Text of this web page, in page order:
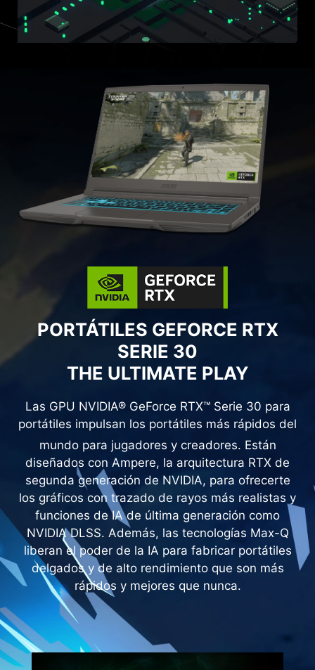
PORTÁTILES GEFORCE RTX
SERIE 30
THE ULTIMATE PLAY
Las GPU NVIDIA® GeForce RTX™ Serie 30 para
portátiles impulsan los portátiles más rápidos del
mundo para jugadores y creadores. Están
diseñados con Ampere, la arquitectura RTX de
segunda generación de NVIDIA, para ofrecerte
los gráficos con trazado de rayos más realistas y
funciones de IA de última generación como
NVIDIA DLSS. Además, las tecnologías Max-Q
liberan el poder de la IA para fabricar portátiles
delgados y de alto rendimiento que son más
rápidos y mejores que nunca.